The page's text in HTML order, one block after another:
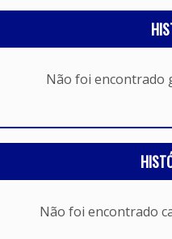
Não foi encontrado
Não foi encontrado